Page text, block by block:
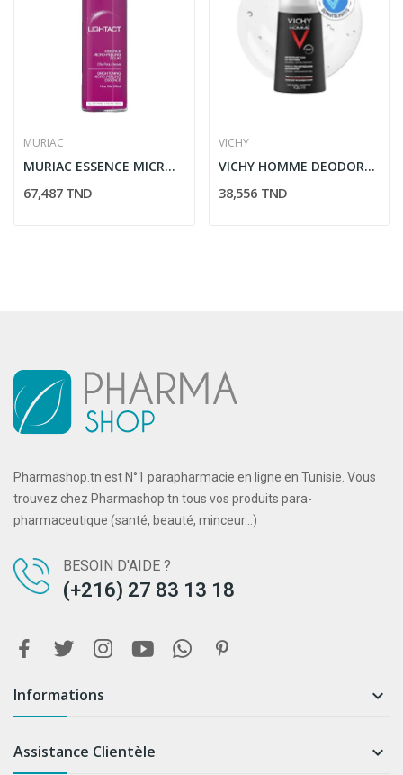
MURIAC
MURIAC ESSENCE MICRO PEELING ECLAT 200ML
67,487 TND
VICHY
VICHY HOMME DEODORANT ULTRA-FRAIS 24H...
38,556 TND
Pharmashop.tn est N°1 parapharmacie en ligne en Tunisie. Vous
trouvez chez Pharmashop.tn tous vos produits para-
pharmaceutique (santé, beauté, minceur...)
BESOIN D'AIDE ?
(+216) 27 83 13 18
Informations 
Assistance Clientèle 